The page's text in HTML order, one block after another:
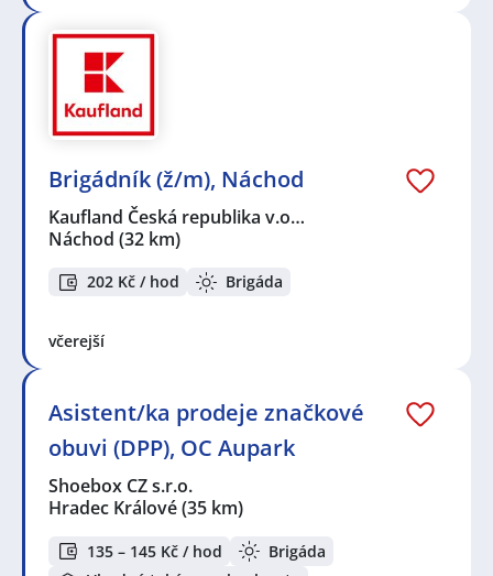
Brigádník (ž/m), Náchod
Kaufland Česká republika v.o…
Náchod (32 km)
202 Kč / hod Brigáda
včerejší
Asistent/ka prodeje značkové
obuvi (DPP), OC Aupark
Shoebox CZ s.r.o.
Hradec Králové(35 km)
135 – 145 Kč / hod
Brigáda